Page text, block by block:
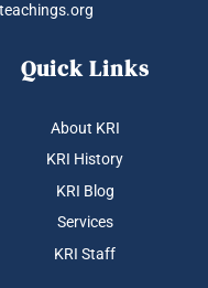
Quick Links
About KRI
KRI History
KRI Blog
Services
KRI Staff